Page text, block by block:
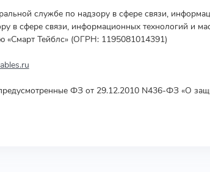
службе по надзору в сфере связи,
в сфере связи, информационных технологий
«Смарт Тейблс» (ОГРН: 1195081014391)
ФЗ от 29.12.2010 N436-ФЗ «О